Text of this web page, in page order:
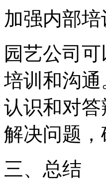
加强内部培
园艺公司
培训和沟
认识和对
解决问题
‌三、总结‌